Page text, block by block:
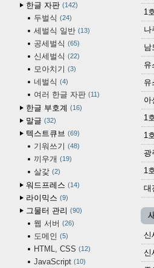
한글 자판 142
두벌식 24
세벌식 일반 13
공세벌식 65
신세벌식 22
모아치기 3
네벌식 4
여러 한글 자판 11
한글 부호계 16
말글 32
텍스트큐브 69
기워쓰기 48
끼우개 19
살갗 2
워드프레스 14
라이믹스 9
그물터 관리 90
웹 서버 26
도메인 5
HTML, CSS 12
JavaScript 10
나
대